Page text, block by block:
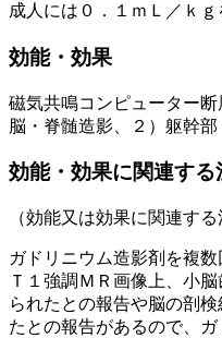
成人には０．１ｍＬ／ｋｇ
効能・効果
磁気共鳴コンピューター断
脳・脊髄造影、２）躯幹部
効能・効果に関連する
（効能又は効果に関連する
ガドリニウム造影剤を複
Ｔ１強調ＭＲ画像上、小
られたとの報告や脳の剖
たとの報告があるので、